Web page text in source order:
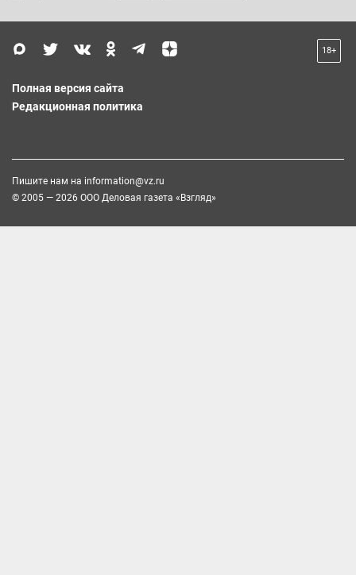
18+
Полная версия сайта
Редакционная политика
Пишите нам на information@vz.ru
© 2005 — 2026 ООО Деловая газета «Взгляд»